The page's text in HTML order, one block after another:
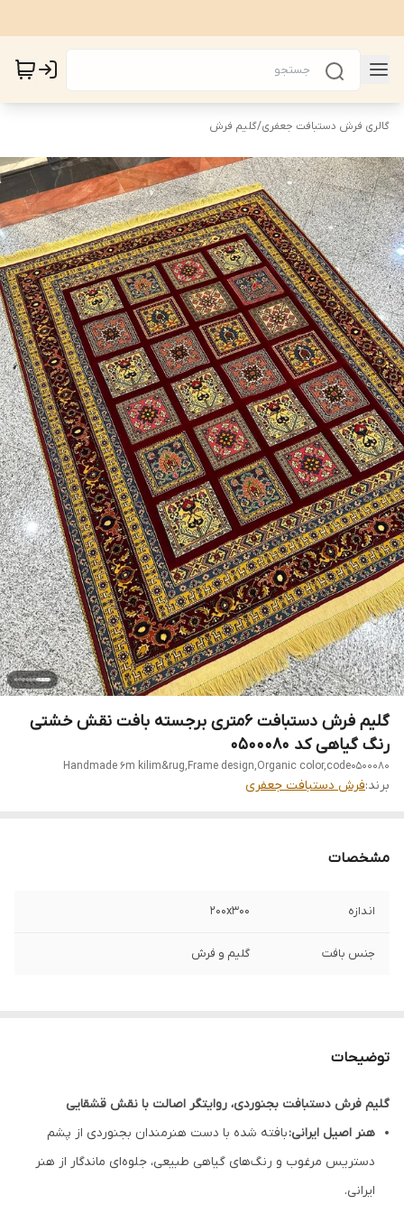
گالری فرش دستبافت جعفری/گلیم فرش
گلیم فرش دستبافت 6متری برجسته بافت نقش خشتی
رنگ گیاهی کد 0500080
Handmade 6m kilim&rug,Frame design,Organic color,code0500080
برند:فرش دستبافت جعفری
مشخصات
اندازه 200x300
جنس بافت گلیم و فرش
توضیحات
گلیم فرش دستبافت بجنوردی، روایتگر اصالت با نقش قشقایی
هنر اصیل ایرانی:بافته شده با دست هنرمندان بجنوردی از پشم
دستریس مرغوب و رنگ‌های گیاهی طبیعی، جلوه‌ای ماندگار از هنر
ایرانی.